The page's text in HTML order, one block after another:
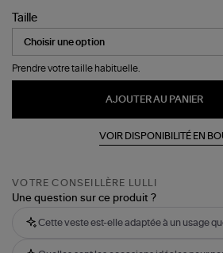
Crème
Taille
Prendre votre taille habituelle.
AJOUTER AU PANIER
VOIR DISPONIBILITÉ EN
VOTRE CONSEILLÈRE LULLI
Une question sur ce produit ?
Cette veste est-elle adaptée à un usage